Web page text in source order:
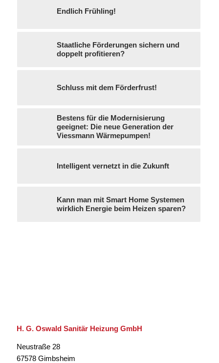
Endlich Frühling!
Staatliche Förderungen sichern und
doppelt profitieren?
Schluss mit dem Förderfrust!
Bestens für die Modernisierung
geeignet: Die neue Generation der
Viessmann Wärmepumpen!
Intelligent vernetzt in die Zukunft
Kann man mit Smart Home Systemen
wirklich Energie beim Heizen sparen?
H. G. Oswald Sanitär Heizung GmbH
Neustraße 28
67578 Gimbsheim